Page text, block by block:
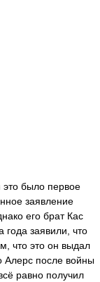
было первое
заявление
его брат Кас
заявили, что
что это он выдал
Алерс после войны
равно получил